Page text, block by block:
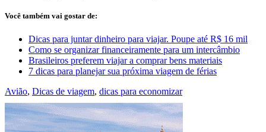
Você também vai gostar de:
Dicas para juntar dinheiro para viajar. Poupe até R$ 16 mil
Como se organizar financeiramente para um intercâmbio
Brasileiros preferem viajar a comprar bens materiais
7 dicas para planejar sua próxima viagem de férias
Avião, Dicas de viagem, dicas para economizar